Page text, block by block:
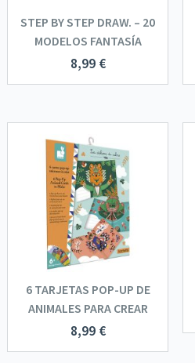
STEP BY STEP DRAW. – 20
MODELOS FANTASÍA
8,99 €
6 TARJETAS POP-UP DE
ANIMALES PARA CREAR
8,99 €